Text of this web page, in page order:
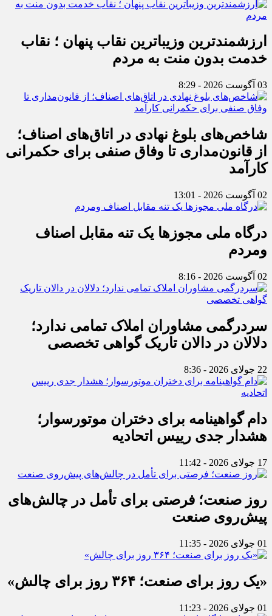
ارزشمندترین وزیباترین نقاب پنهان ؛ نقاب
خدمت بدون منت به مردم
03 آگوست 2026 - 8:29
شاخص‌های بلوغ نهادی در اتاق‌های اصناف؛
از قانون‌مداری تا وفاق صنفی برای حکمرانی
کارآمد
02 آگوست 2026 - 13:01
درگاه ملی مجوزها یک تنه مقابل اصناف
ومردم
02 آگوست 2026 - 8:16
سردرگمی مشاوران املاک تمامی ندارد؛
دلالان در دالان تاریک گواهی تخصصی
22 جولای 2026 - 8:36
دام گواهینامه برای دختران موتورسوار؛
هشدار جدی رییس اتحادیه
17 جولای 2026 - 11:42
روز صنعت؛ فرصتی برای تأمل در چالش‌های
پیش‌روی صنعت
01 جولای 2026 - 11:35
«یک روز برای صنعت؛ ۳۶۴ روز برای چالش»
01 جولای 2026 - 11:23